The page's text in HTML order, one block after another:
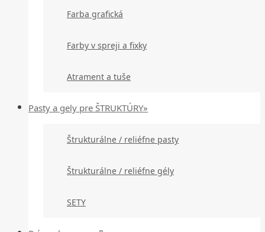
Farba grafická
Farby v spreji a fixky
Atrament a tuše
Pasty a gely pre ŠTRUKTÚRY»
Štrukturálne / reliéfne pasty
Štrukturálne / reliéfne gély
SETY